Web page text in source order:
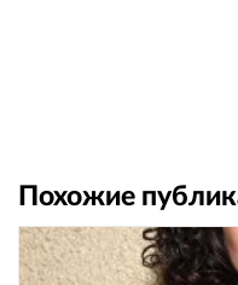
Похожие